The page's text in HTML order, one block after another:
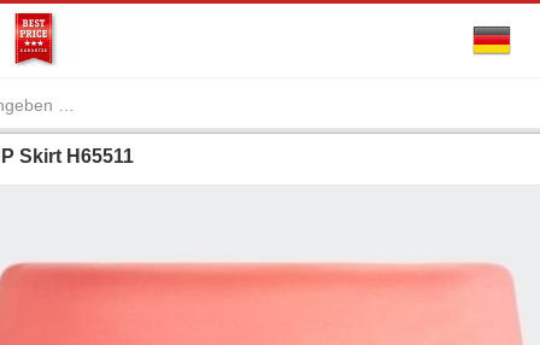
Skirt H65511